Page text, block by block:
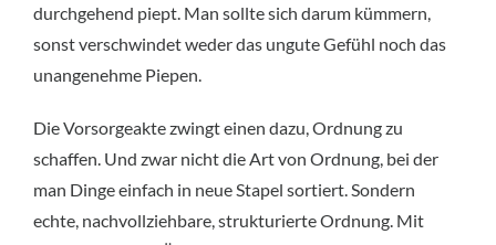
durchgehend piept. Man sollte sich darum kümmern,
sonst verschwindet weder das ungute Gefühl noch das
unangenehme Piepen.
Die Vorsorgeakte zwingt einen dazu, Ordnung zu
schaffen. Und zwar nicht die Art von Ordnung, bei der
man Dinge einfach in neue Stapel sortiert. Sondern
echte, nachvollziehbare, strukturierte Ordnung. Mit